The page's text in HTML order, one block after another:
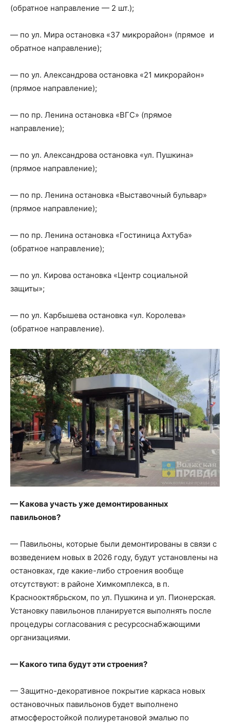
(обратное направление — 2 шт.);
— по ул. Мира остановка «37 микрорайон» (прямое и
обратное направление);
— по ул. Александрова остановка «21 микрорайон»
(прямое направление);
— по пр. Ленина остановка «ВГС» (прямое
направление);
— по ул. Александрова остановка «ул. Пушкина»
(прямое направление);
— по пр. Ленина остановка «Выставочный бульвар»
(прямое направление);
— по пр. Ленина остановка «Гостиница Ахтуба»
(обратное направление);
— по ул. Кирова остановка «Центр социальной
защиты»;
— по ул. Карбышева остановка «ул. Королева»
(обратное направление).
— Какова участь уже демонтированных
павильонов?
— Павильоны, которые были демонтированы в связи с
возведением новых в 2026 году, будут установлены на
остановках, где какие-либо строения вообще
отсутствуют: в районе Химкомплекса, в п.
Краснооктябрьском, по ул. Пушкина и ул. Пионерская.
Установку павильонов планируется выполнять после
процедуры согласования с ресурсоснабжающими
организациями.
— Какого типа будут эти строения?
— Защитно-декоративное покрытие каркаса новых
остановочных павильонов будет выполнено
атмосферостойкой полиуретановой эмалью по